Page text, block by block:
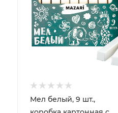
Мел белый, 9 шт.,